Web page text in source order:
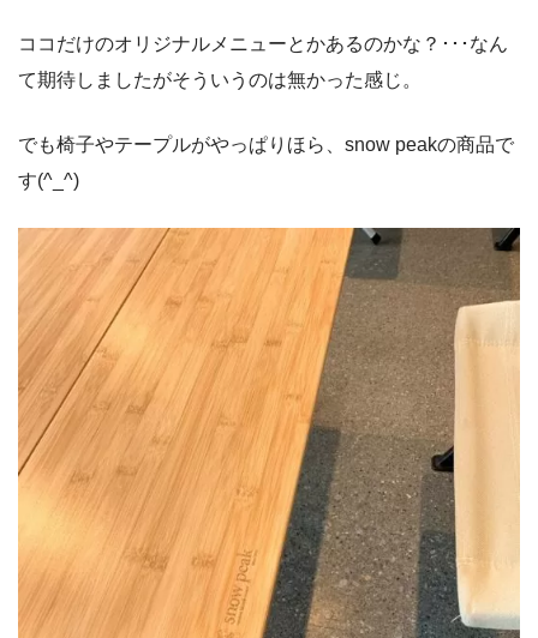
ココだけのオリジナルメニューとかあるのかな？･･･なん
て期待しましたがそういうのは無かった感じ。
でも椅子やテープルがやっぱりほら、snow peakの商品で
す(^_^)